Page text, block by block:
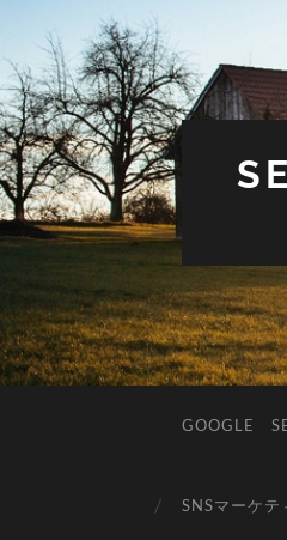
GOOGLE
SNSマーケテ